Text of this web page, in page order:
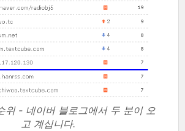
위 - 네이버 블로그에서 두 분이 오
고 계십니다.